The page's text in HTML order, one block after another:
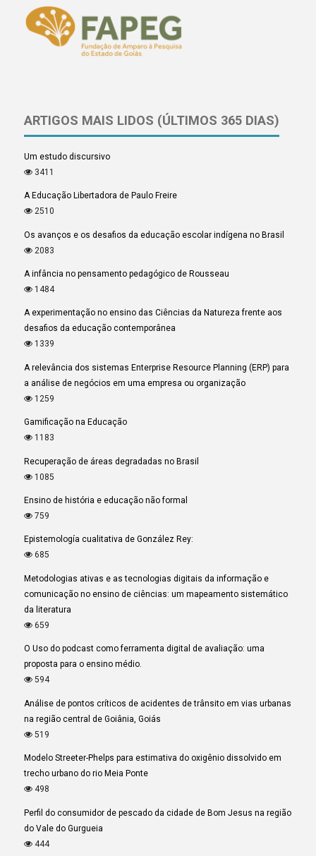
ARTIGOS MAIS LIDOS (ÚLTIMOS 365 DIAS)
Um estudo discursivo
3411
A Educação Libertadora de Paulo Freire
2510
Os avanços e os desafios da educação escolar indígena no Brasil
2083
A infância no pensamento pedagógico de Rousseau
1484
A experimentação no ensino das Ciências da Natureza frente aos
desafios da educação contemporânea
1339
A relevância dos sistemas Enterprise Resource Planning (ERP) para
a análise de negócios em uma empresa ou organização
1259
Gamificação na Educação
1183
Recuperação de áreas degradadas no Brasil
1085
Ensino de história e educação não formal
759
Epistemología cualitativa de González Rey:
685
Metodologias ativas e as tecnologias digitais da informação e
comunicação no ensino de ciências: um mapeamento sistemático
da literatura
659
O Uso do podcast como ferramenta digital de avaliação: uma
proposta para o ensino médio.
594
Análise de pontos críticos de acidentes de trânsito em vias urbanas
na região central de Goiânia, Goiás
519
Modelo Streeter-Phelps para estimativa do oxigênio dissolvido em
trecho urbano do rio Meia Ponte
498
Perfil do consumidor de pescado da cidade de Bom Jesus na região
do Vale do Gurgueia
444